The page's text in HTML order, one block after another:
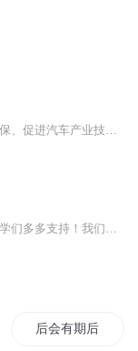
后会有期后会有期